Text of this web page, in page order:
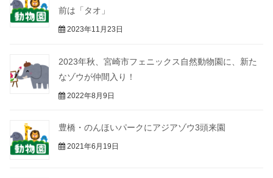
前は「タオ」
2023年11月23日
2023年秋、宮崎市フェニックス自然動物園に、新た
なゾウが仲間入り！
2022年8月9日
豊橋・のんほいパークにアジアゾウ3頭来園
2021年6月19日